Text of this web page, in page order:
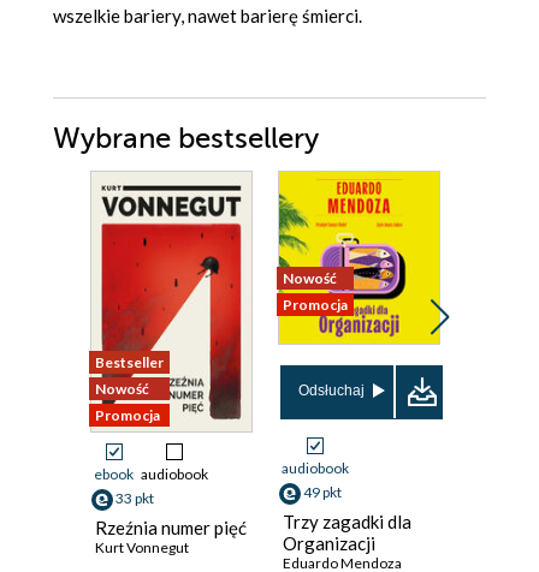
wszelkie bariery, nawet barierę śmierci.
Wybrane bestsellery
Bestseller
Nowość
Promocja
ebook audiobook
33 pkt
Rzeźnia numer pięć
Kurt Vonnegut
Nowość
Promocja
Odsłuchaj
audiobook
49 pkt
Trzy zagadki dla
Organizacji
Eduardo Mendoza